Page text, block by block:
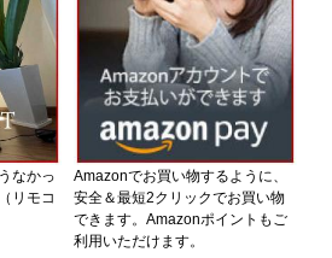
なかっ
リモコ
Amazonでお買い物するように、
安全＆最短2クリックでお買い物
できます。Amazonポイントもご
利用いただけます。